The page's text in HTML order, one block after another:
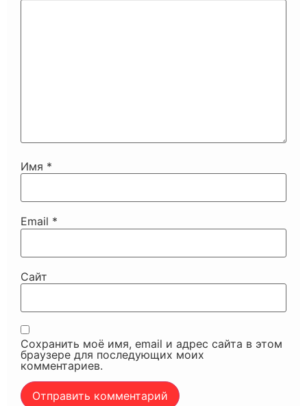
Имя *
Email *
Сайт
Сохранить моё имя, email и адрес сайта в этом
браузере для последующих моих
комментариев.